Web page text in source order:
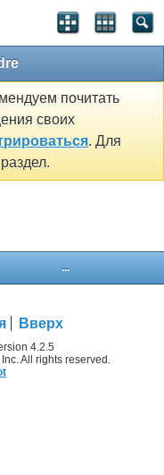
почитать
своих
. Для
...
Вверх
4.2.5
All rights reserved.